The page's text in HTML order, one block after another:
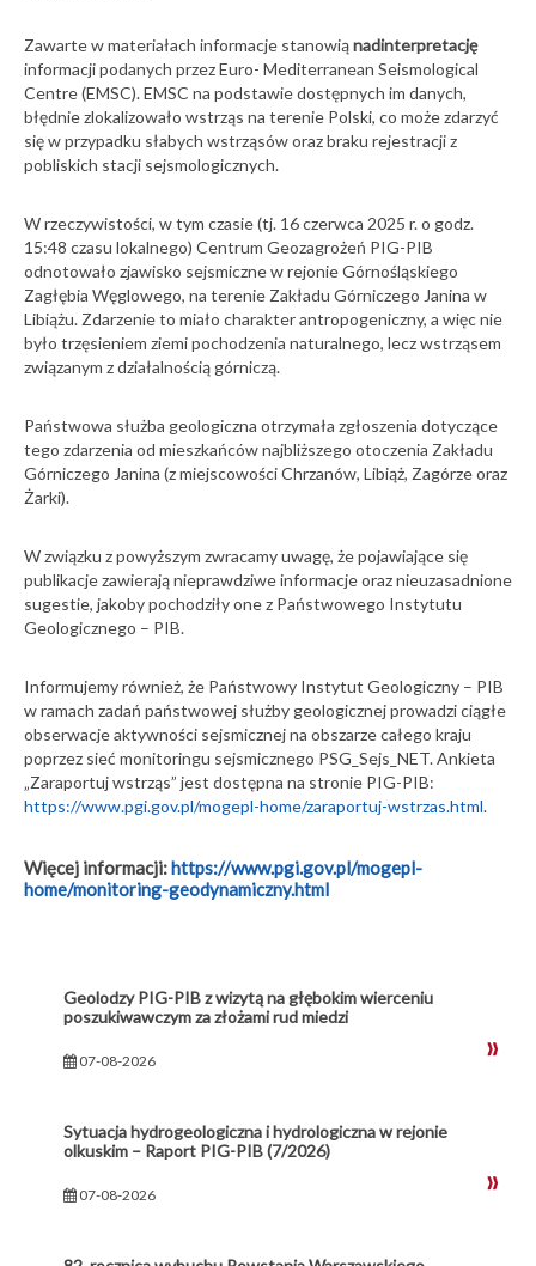
Zawarte w materiałach informacje stanowiąnadinterpretację
informacji podanych przez Euro- Mediterranean Seismological
Centre (EMSC). EMSC na podstawie dostępnych im danych,
błędnie zlokalizowało wstrząs na terenie Polski, co może zdarzyć
się w przypadku słabych wstrząsów oraz braku rejestracji z
pobliskich stacji sejsmologicznych.
W rzeczywistości, w tym czasie (tj. 16 czerwca 2025 r. o godz.
15:48 czasu lokalnego) Centrum Geozagrożeń PIG-PIB
odnotowało zjawisko sejsmiczne w rejonie Górnośląskiego
Zagłębia Węglowego, na terenie Zakładu Górniczego Janina w
Libiążu. Zdarzenie to miało charakter antropogeniczny, a więc nie
było trzęsieniem ziemi pochodzenia naturalnego, lecz wstrząsem
związanym z działalnością górniczą.
Państwowa służba geologiczna otrzymała zgłoszenia dotyczące
tego zdarzenia od mieszkańców najbliższego otoczenia Zakładu
Górniczego Janina (z miejscowości Chrzanów, Libiąż, Zagórze oraz
Żarki).
W związku z powyższym zwracamy uwagę, że pojawiające się
publikacje zawierają nieprawdziwe informacje oraz nieuzasadnione
sugestie, jakoby pochodziły one z Państwowego Instytutu
Geologicznego – PIB.
Informujemy również, że Państwowy Instytut Geologiczny – PIB
w ramach zadań państwowej służby geologicznej prowadzi ciągłe
obserwacje aktywności sejsmicznej na obszarze całego kraju
poprzez sieć monitoringu sejsmicznego PSG_Sejs_NET. Ankieta
„Zaraportuj wstrząs” jest dostępna na stronie PIG-PIB:
https://www.pgi.gov.pl/mogepl-home/zaraportuj-wstrzas.html.
Więcej informacji:https://www.pgi.gov.pl/mogepl-
home/monitoring-geodynamiczny.html
Geolodzy PIG-PIB z wizytą na głębokim wierceniu
poszukiwawczym za złożami rud miedzi
07-08-2026
Sytuacja hydrogeologiczna i hydrologiczna w rejonie
olkuskim – Raport PIG-PIB (7/2026)
07-08-2026